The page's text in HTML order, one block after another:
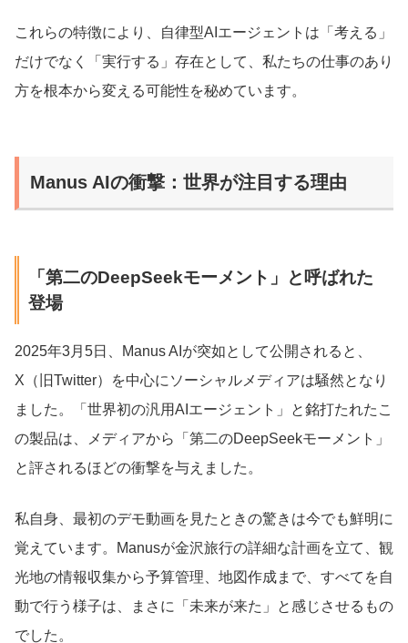
これらの特徴により、自律型AIエージェントは「考える」
だけでなく「実行する」存在として、私たちの仕事のあり
方を根本から変える可能性を秘めています。
Manus AIの衝撃：世界が注目する理由
「第二のDeepSeekモーメント」と呼ばれた
登場
2025年3月5日、Manus AIが突如として公開されると、
X（旧Twitter）を中心にソーシャルメディアは騒然となり
ました。「世界初の汎用AIエージェント」と銘打たれたこ
の製品は、メディアから「第二のDeepSeekモーメント」
と評されるほどの衝撃を与えました。
私自身、最初のデモ動画を見たときの驚きは今でも鮮明に
覚えています。Manusが金沢旅行の詳細な計画を立て、観
光地の情報収集から予算管理、地図作成まで、すべてを自
動で行う様子は、まさに「未来が来た」と感じさせるもの
でした。